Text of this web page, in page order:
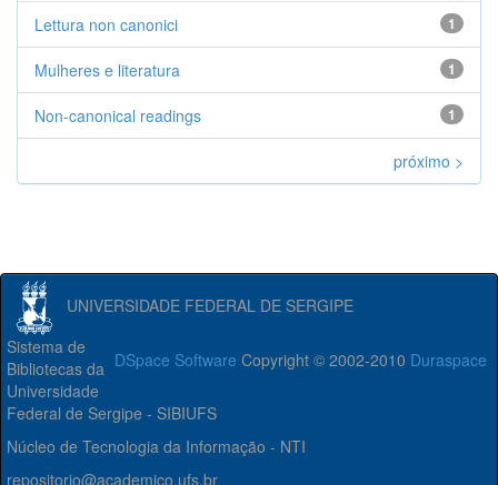
1
Lettura non canonici
1
Mulheres e literatura
1
Non-canonical readings
próximo >
UNIVERSIDADE FEDERAL DE SERGIPE
DSpace Software Copyright © 2002-2010 Duraspace
Sistema de
Bibliotecas da
Universidade
Federal de Sergipe - SIBIUFS
Núcleo de Tecnologia da Informação - NTI
repositorio@academico.ufs.br